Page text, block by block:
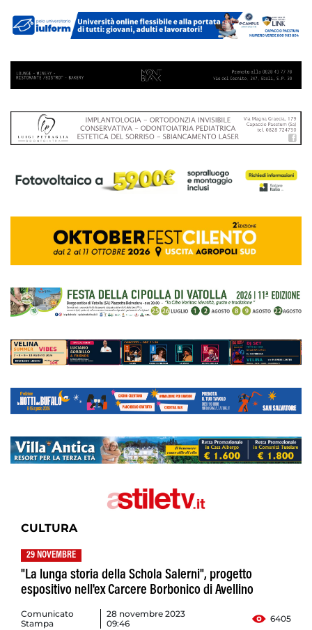
CULTURA
29 NOVEMBRE
"La lunga storia della Schola Salerni", progetto
espositivo nell'ex Carcere Borbonico di Avellino
Comunicato
Stampa
28 novembre 2023
09:46
6405